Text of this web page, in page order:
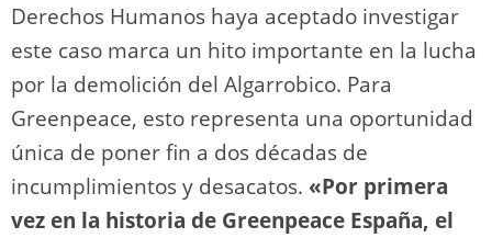
Derechos Humanos haya aceptado investigar
este caso marca un hito importante en la lucha
por la demolición del Algarrobico. Para
Greenpeace, esto representa una oportunidad
única de poner fin a dos décadas de
incumplimientos y desacatos. «Por primera
vez en la historia de Greenpeace España, el